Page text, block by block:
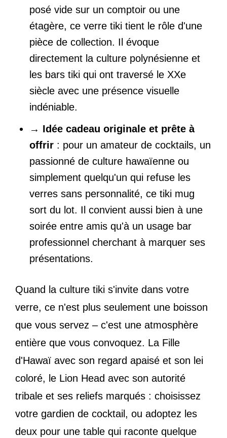
posé vide sur un comptoir ou une
étagère, ce verre tiki tient le rôle d'une
pièce de collection. Il évoque
directement la culture polynésienne et
les bars tiki qui ont traversé le XXe
siècle avec une présence visuelle
indéniable.
→ Idée cadeau originale et prête à
offrir : pour un amateur de cocktails, un
passionné de culture hawaïenne ou
simplement quelqu'un qui refuse les
verres sans personnalité, ce tiki mug
sort du lot. Il convient aussi bien à une
soirée entre amis qu'à un usage bar
professionnel cherchant à marquer ses
présentations.
Quand la culture tiki s'invite dans votre
verre, ce n'est plus seulement une boisson
que vous servez – c'est une atmosphère
entière que vous convoquez. La Fille
d'Hawaï avec son regard apaisé et son lei
coloré, le Lion Head avec son autorité
tribale et ses reliefs marqués : choisissez
votre gardien de cocktail, ou adoptez les
deux pour une table qui raconte quelque